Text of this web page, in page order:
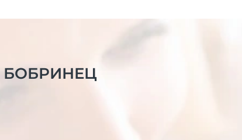
БОБРИНЕЦ